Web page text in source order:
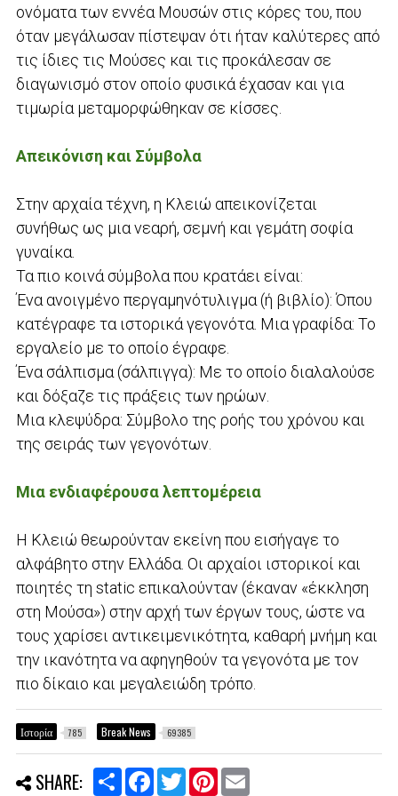
ονόματα των εννέα Μουσών στις κόρες του, που
όταν μεγάλωσαν πίστεψαν ότι ήταν καλύτερες από
τις ίδιες τις Μούσες και τις προκάλεσαν σε
διαγωνισμό στον οποίο φυσικά έχασαν και για
τιμωρία μεταμορφώθηκαν σε κίσσες.
Απεικόνιση και Σύμβολα
Στην αρχαία τέχνη, η Κλειώ απεικονίζεται
συνήθως ως μια νεαρή, σεμνή και γεμάτη σοφία
γυναίκα.
Τα πιο κοινά σύμβολα που κρατάει είναι:
Ένα ανοιγμένο περγαμηνότυλιγμα (ή βιβλίο): Όπου
κατέγραφε τα ιστορικά γεγονότα. Μια γραφίδα: Το
εργαλείο με το οποίο έγραφε.
Ένα σάλπισμα (σάλπιγγα): Με το οποίο διαλαλούσε
και δόξαζε τις πράξεις των ηρώων.
Μια κλεψύδρα: Σύμβολο της ροής του χρόνου και
της σειράς των γεγονότων.
Μια ενδιαφέρουσα λεπτομέρεια
Η Κλειώ θεωρούνταν εκείνη που εισήγαγε το
αλφάβητο στην Ελλάδα. Οι αρχαίοι ιστορικοί και
ποιητές τη static επικαλούνταν (έκαναν «έκκληση
στη Μούσα») στην αρχή των έργων τους, ώστε να
τους χαρίσει αντικειμενικότητα, καθαρή μνήμη και
την ικανότητα να αφηγηθούν τα γεγονότα με τον
πιο δίκαιο και μεγαλειώδη τρόπο.
Ιστορία 785 Break News 69385
SHARE:
S
F
T
P
E